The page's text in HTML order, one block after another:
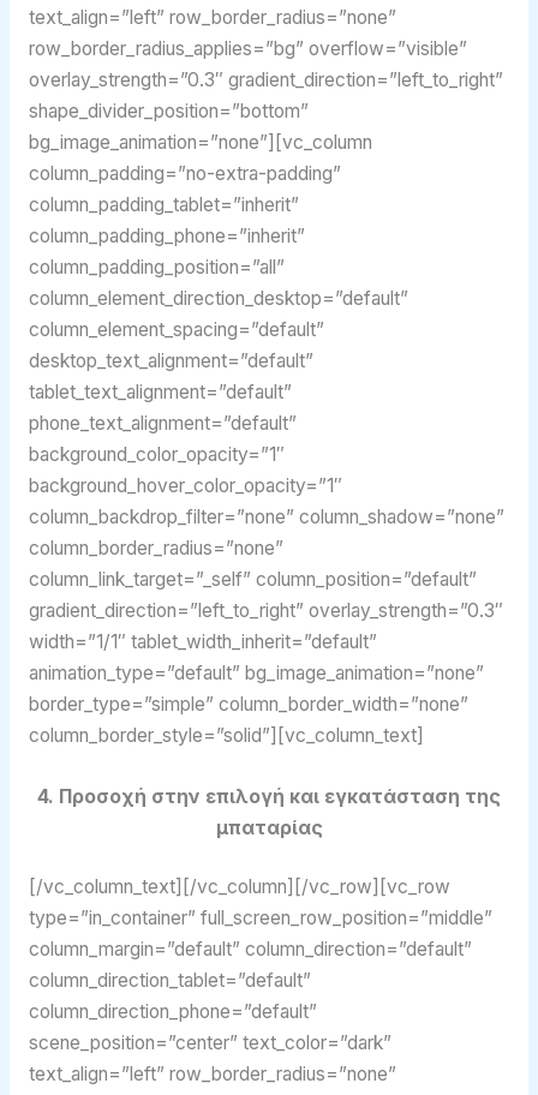
text_align=”left” row_border_radius=”none”
row_border_radius_applies=”bg” overflow=”visible”
overlay_strength=”0.3″ gradient_direction=”left_to_right”
shape_divider_position=”bottom”
bg_image_animation=”none”][vc_column
column_padding=”no-extra-padding”
column_padding_tablet=”inherit”
column_padding_phone=”inherit”
column_padding_position=”all”
column_element_direction_desktop=”default”
column_element_spacing=”default”
desktop_text_alignment=”default”
tablet_text_alignment=”default”
phone_text_alignment=”default”
background_color_opacity=”1″
background_hover_color_opacity=”1″
column_backdrop_filter=”none” column_shadow=”none”
column_border_radius=”none”
column_link_target=”_self” column_position=”default”
gradient_direction=”left_to_right” overlay_strength=”0.3″
width=”1/1″ tablet_width_inherit=”default”
animation_type=”default” bg_image_animation=”none”
border_type=”simple” column_border_width=”none”
column_border_style=”solid”][vc_column_text]
4. Προσοχή στην επιλογή και εγκατάσταση της
μπαταρίας
[/vc_column_text][/vc_column][/vc_row][vc_row
type=”in_container” full_screen_row_position=”middle”
column_margin=”default” column_direction=”default”
column_direction_tablet=”default”
column_direction_phone=”default”
scene_position=”center” text_color=”dark”
text_align=”left” row_border_radius=”none”